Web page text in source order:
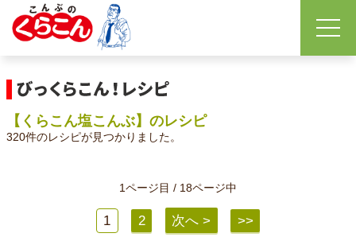
【くらこん塩こんぶ】のレシピ
320件のレシピが見つかりました。
1ページ目 / 18ページ中
1 2 次へ > >>